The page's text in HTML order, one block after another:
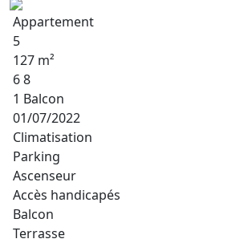
Appartement
5
127 m²
6 8
1 Balcon
01/07/2022
Climatisation
Parking
Ascenseur
Accès handicapés
Balcon
Terrasse